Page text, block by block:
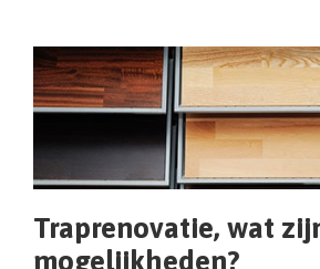
Traprenovatie, wat
mogelijkheden?